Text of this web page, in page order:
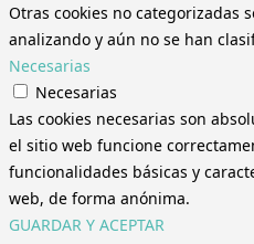
Otras cookies no categorizadas
analizando y aún no se han
Necesarias
Necesarias
Las cookies necesarias son
el sitio web funcione
funcionalidades básicas y
web, de forma anónima.
GUARDAR Y ACEPTAR